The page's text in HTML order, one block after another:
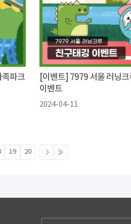
족파크
[이벤트] 7979 서울 러닝
이벤트
2024-04-11
19 20